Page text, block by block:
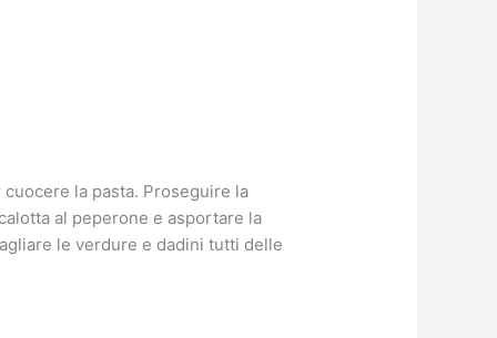
la pasta. Proseguire la
al peperone e asportare la
le verdure e dadini tutti delle